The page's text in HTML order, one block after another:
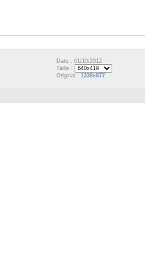
Date : 01/10/2012
Taille :
Original : 1338x877